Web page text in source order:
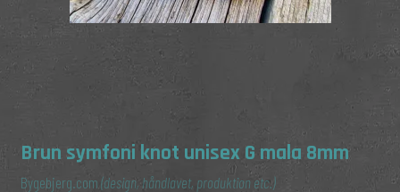
Brun symfoni knot unisex G mala 8mm
Bygebjerg.com(design, håndlavet, produktion etc.)